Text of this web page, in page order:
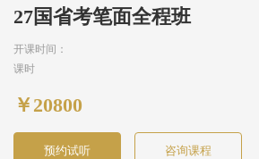
27国省考笔面全程班
开课时间：
课时
￥20800
预约试听 咨询课程